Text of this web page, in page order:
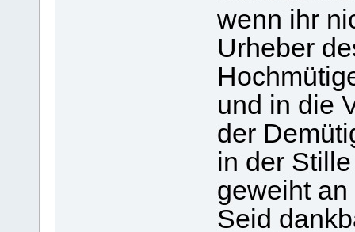
wenn ihr
Urheber
und in die
der
in der
geweiht
Seid